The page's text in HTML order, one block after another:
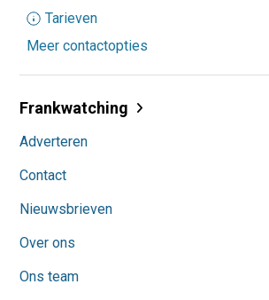
Tarieven
Meer contactopties
Frankwatching
Adverteren
Contact
Nieuwsbrieven
Over ons
Ons team